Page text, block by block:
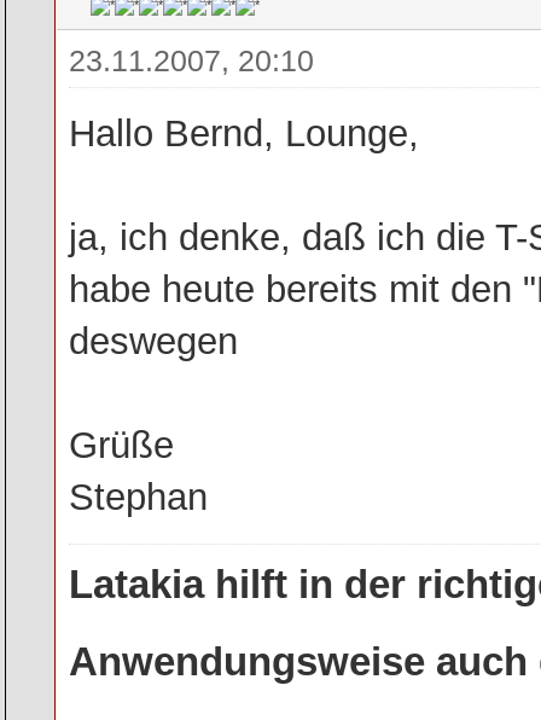
23.11.2007, 20:10
Hallo Bernd, Lounge,
ja, ich denke, daß ich die
habe heute bereits mit den
deswegen
Grüße
Stephan
Latakia hilft in der
Anwendungsweise auch